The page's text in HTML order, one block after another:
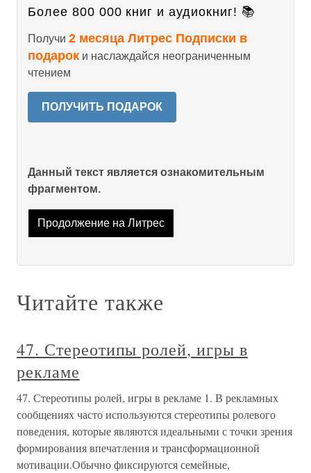
Более 800 000 книг и аудиокниг! 📚
Получи 2 месяца Литрес Подписки в
подарок и наслаждайся неограниченным
чтением
ПОЛУЧИТЬ ПОДАРОК
Данный текст является ознакомительным
фрагментом.
Продолжение на Литрес
Читайте также
47. Стереотипы ролей, игры в
рекламе
47. Стереотипы ролей, игры в рекламе 1. В рекламных
сообщениях часто используются стереотипы ролевого
поведения, которые являются идеальными с точки зрения
формирования впечатления и трансформационной
мотивации.Обычно фиксируются семейные,